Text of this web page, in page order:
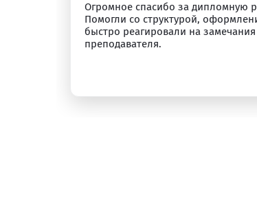
Огромное спасибо за дипломную
Помогли со структурой,
быстро реагировали на замечания
преподавателя.